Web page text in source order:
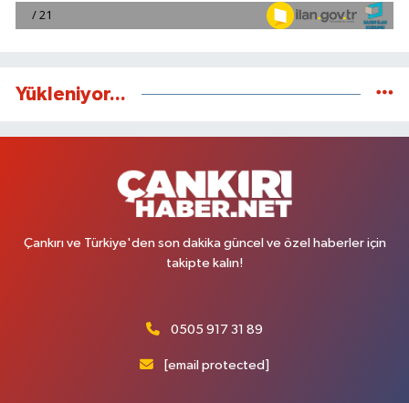
Yükleniyor...
Çankırı ve Türkiye'den son dakika güncel ve özel haberler için
takipte kalın!
0505 917 31 89
[email protected]